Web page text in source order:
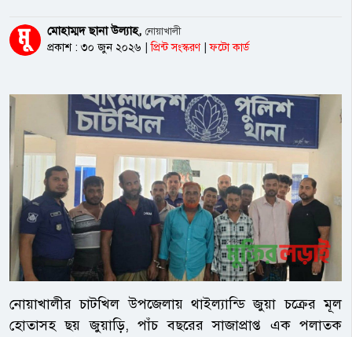
মোহাম্মদ ছানা উল্যাহ, নোয়াখালী
প্রকাশ : ৩০ জুন ২০২৬
প্রিন্ট সংস্করণ ফটো কার্ড
নোয়াখালীর চাটখিল উপজেলায় থাইল্যান্ডি জুয়া চক্রের মূল
হোতাসহ ছয় জুয়াড়ি, পাঁচ বছরের সাজাপ্রাপ্ত এক পলাতক